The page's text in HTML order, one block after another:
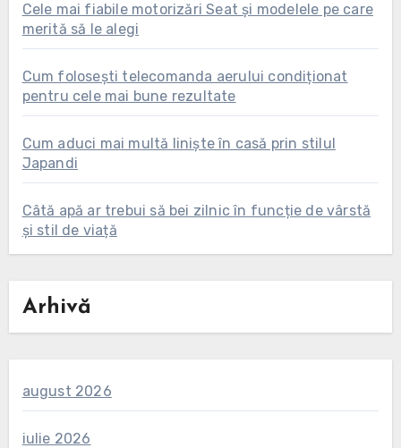
Cele mai fiabile motorizări Seat și modelele pe care
merită să le alegi
Cum folosești telecomanda aerului condiționat
pentru cele mai bune rezultate
Cum aduci mai multă liniște în casă prin stilul
Japandi
Câtă apă ar trebui să bei zilnic în funcție de vârstă
și stil de viață
Arhivă
august 2026
iulie 2026